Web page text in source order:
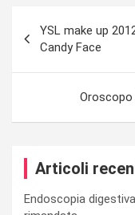
articoli
YSL make up
Candy Face
Oroscopo
Articoli
Endoscopia